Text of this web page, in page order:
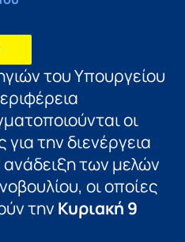
του Υπουργείου
οι
την διενέργεια
των μελών
οι οποίες
την Κυριακή 9